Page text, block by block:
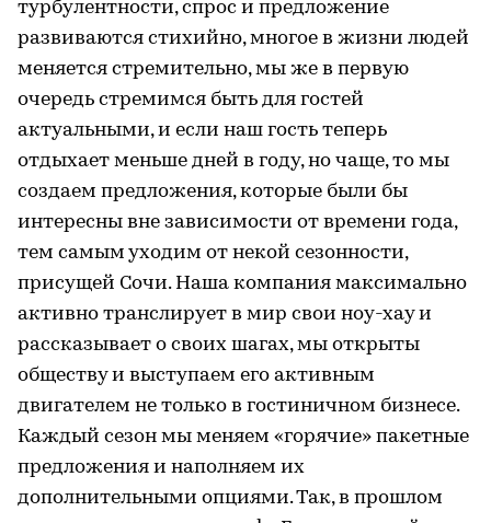
турбулентности, спрос и предложение
развиваются стихийно, многое в жизни людей
меняется стремительно, мы же в первую
очередь стремимся быть для гостей
актуальными, и если наш гость теперь
отдыхает меньше дней в году, но чаще, то мы
создаем предложения, которые были бы
интересны вне зависимости от времени года,
тем самым уходим от некой сезонности,
присущей Сочи. Наша компания максимально
активно транслирует в мир свои ноу-хау и
рассказывает о своих шагах, мы открыты
обществу и выступаем его активным
двигателем не только в гостиничном бизнесе.
Каждый сезон мы меняем «горячие» пакетные
предложения и наполняем их
дополнительными опциями. Так, в прошлом